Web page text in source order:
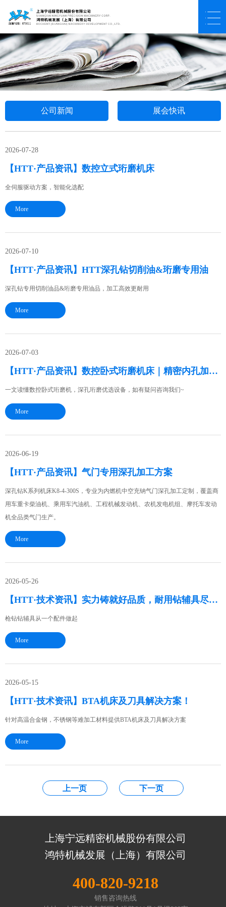
公司新闻 展会快讯
2026-07-28
【HTT·产品资讯】数控立式珩磨机床
全伺服驱动方案，智能化选配
More
2026-07-10
【HTT·产品资讯】HTT深孔钻切削油&珩磨专用油
深孔钻专用切削油品&珩磨专用油品，加工高效更耐用
More
2026-07-03
【HTT·产品资讯】数控卧式珩磨机床｜精密内孔加工设备全介绍
一文读懂数控卧式珩磨机，深孔珩磨优选设备，如有疑问咨询我们~
More
2026-06-19
【HTT·产品资讯】气门专用深孔加工方案
深孔钻K系列机床K8-4-300S，专业为内燃机中空充钠气门深孔加工定制，覆盖商
用车重卡柴油机、乘用车汽油机、工程机械发动机、农机发电机组、摩托车发动
机全品类气门生产。
More
2026-05-26
【HTT·技术资讯】实力铸就好品质，耐用钻辅具尽在HTT~
枪钻钻辅具从一个配件做起
More
2026-05-15
【HTT·技术资讯】BTA机床及刀具解决方案！
针对高温合金钢，不锈钢等难加工材料提供BTA机床及刀具解决方案
More
上一页 下一页
上海宁远精密机械股份有限公司
鸿特机械发展（上海）有限公司
400-820-9218
销售咨询热线